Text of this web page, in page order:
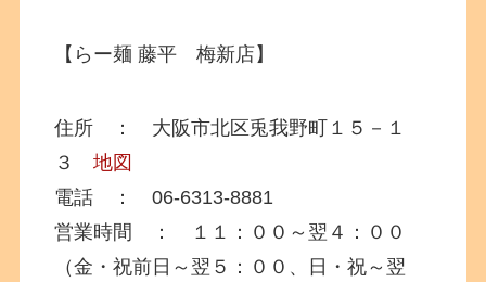
【らー麺 藤平 梅新店】
住所 ： 大阪市北区兎我野町１５－１
３地図
電話 ： 06-6313-8881
営業時間 ： １１：００～翌４：００
（金・祝前日～翌５：００、日・祝～翌